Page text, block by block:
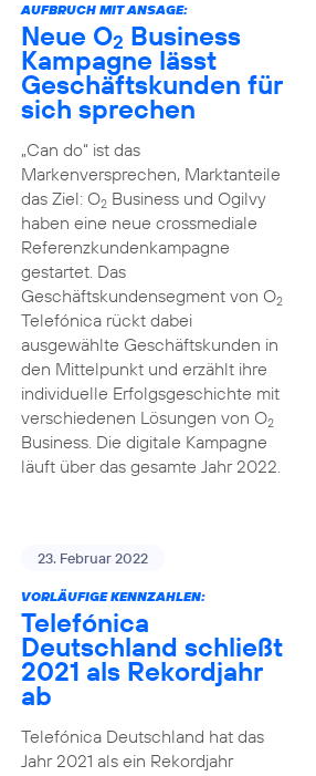
AUFBRUCH MIT ANSAGE:
Neue O2 Business
Kampagne lässt
Geschäftskunden für
sich sprechen
„Can do“ ist das
Markenversprechen, Marktanteile
das Ziel: O2Business und Ogilvy
haben eine neue crossmediale
Referenzkundenkampagne
gestartet. Das
Geschäftskundensegment von O2
Telefónica rückt dabei
ausgewählte Geschäftskunden in
den Mittelpunkt und erzählt ihre
individuelle Erfolgsgeschichte mit
verschiedenen Lösungen von O2
Business. Die digitale Kampagne
läuft über das gesamte Jahr 2022.
23. Februar 2022
VORLÄUFIGE KENNZAHLEN:
Telefónica
Deutschland schließt
2021 als Rekordjahr
ab
Telefónica Deutschland hat das
Jahr 2021 als ein Rekordjahr